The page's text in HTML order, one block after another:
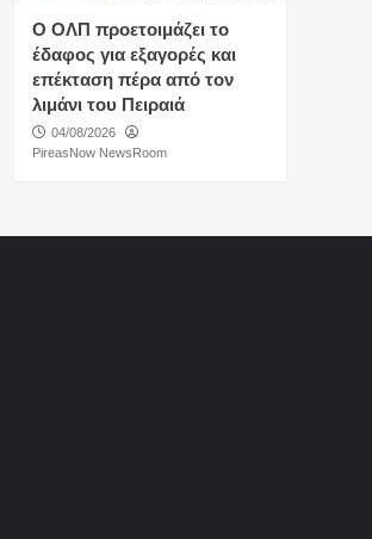
O ΟΛΠ προετοιμάζει το
έδαφος για εξαγορές και
επέκταση πέρα από τον
λιμάνι του Πειραιά
04/08/2026
PireasNow NewsRoom